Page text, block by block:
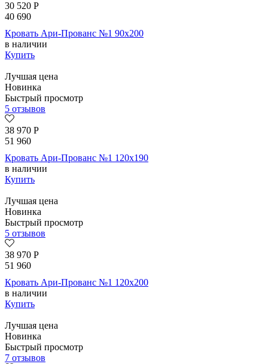
30 520 Р
40 690
Кровать Ари-Прованс №1 90х200
в наличии
Купить
Лучшая цена
Новинка
Быстрый просмотр
5 отзывов
38 970 Р
51 960
Кровать Ари-Прованс №1 120х190
в наличии
Купить
Лучшая цена
Новинка
Быстрый просмотр
5 отзывов
38 970 Р
51 960
Кровать Ари-Прованс №1 120х200
в наличии
Купить
Лучшая цена
Новинка
Быстрый просмотр
7 отзывов